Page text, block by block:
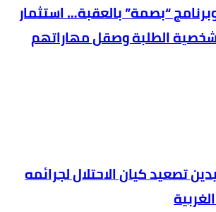
“بصمة” بالعقبة… استثمار
الطلبة وصقل مهاراتهم
تصعيد كيان الاحتلال لجرائمه